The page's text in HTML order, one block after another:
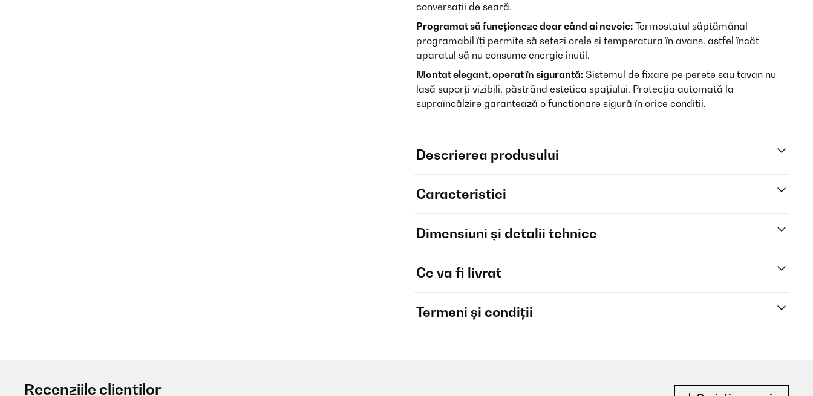
conversații de seară.
Programat să funcționeze doar când ai nevoie: Termostatul săptămânal
programabil îți permite să setezi orele și temperatura în avans, astfel încât
aparatul să nu consume energie inutil.
Montat elegant, operat în siguranță: Sistemul de fixare pe perete sau tavan nu
lasă suporți vizibili, păstrând estetica spațiului. Protecția automată la
supraîncălzire garantează o funcționare sigură în orice condiții.
Descrierea produsului
Caracteristici
Dimensiuni și detalii tehnice
Ce va fi livrat
Termeni și condiții
Recenziile clienților